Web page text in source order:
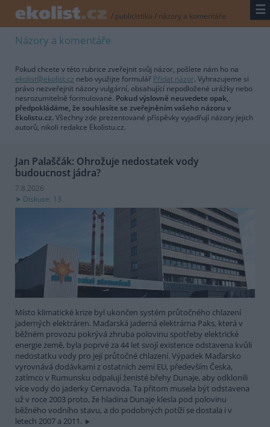
/ publicistika / názory a komentáře ☰
Názory a komentáře
Pokud chcete v této rubrice zveřejnit svůj názor, pošlete nám ho na
ekolist@ekolist.cz nebo využijte formulář Přidat názor. Vyhrazujeme si
právo nezveřejnit názory vulgární, obsahující nepodložené urážky nebo
nesrozumitelně formulované. Pokud výslovně neuvedete opak,
předpokládáme, že souhlasíte se zveřejněním vašeho názoru v
Ekolistu.cz. Všechny zde prezentované příspěvky vyjadřují názory jejich
autorů, nikoli redakce Ekolistu.cz.
Jan Palaščák: Ohrožuje nedostatek vody
budoucnost jádra?
7.8.2026
Diskuse: 13
Místo klimatické krize byl ukončen systém průtočného chlazení
jaderných elektráren. Maďarská jaderná elektrárna Paks, která v
běžném provozu pokrývá zhruba polovinu spotřeby elektrické
energie země, byla poprvé za 44 let svojí existence odstavena kvůli
nedostatku vody pro její průtočné chlazení. Výpadek Maďarsko
vyrovnává dodávkami z ostatních zemí EU, především Česka,
zatímco v Rumunsku odpalují ženisté břehy Dunaje, aby odklonili
více vody do jaderky Cernavoda. Ta přitom musela být odstavena
už v roce 2003 proto, že hladina Dunaje klesla pod polovinu
běžného vodního stavu, a do podobných potíží se dostala i v
letech 2007 a 2011.